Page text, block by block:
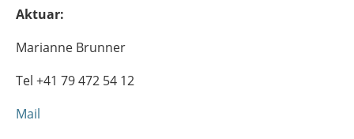
Aktuar:
Marianne Brunner
Tel +41 79 472 54 12
Mail